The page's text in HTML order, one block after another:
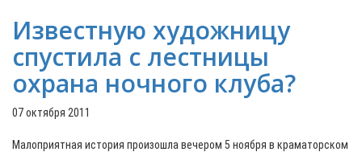
Известную художницу
спустила с лестницы
охрана ночного клуба?
07 октября 2011
Малоприятная история произошла вечером 5 ноября в краматорском